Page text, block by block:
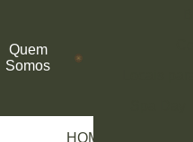
Quem
Somos
HOME